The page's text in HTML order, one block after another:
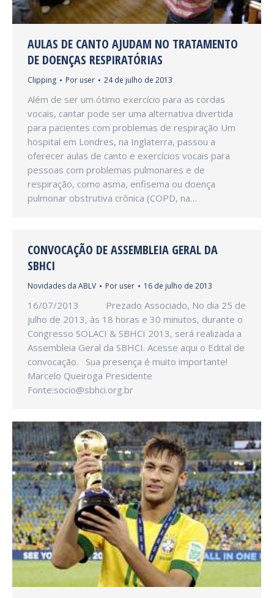
AULAS DE CANTO AJUDAM NO TRATAMENTO
DE DOENÇAS RESPIRATÓRIAS
Clipping Por user 24 de julho de 2013
Além de ser um ótimo exercício para as cordas
vocais, cantar pode ser uma alternativa divertida
para pacientes com problemas de respiração Um
hospital em Londres, na Inglaterra, passou a
oferecer aulas de canto e exercícios vocais para
pessoas com problemas pulmonares e de
respiração, como asma, enfisema ou doença
pulmonar obstrutiva crônica (COPD, na…
CONVOCAÇÃO DE ASSEMBLEIA GERAL DA
SBHCI
Novidades da ABLV Por user 16 de julho de 2013
16/07/2013 Prezado Associado, No dia 25 de
julho de 2013, às 18 horas e 30 minutos, durante o
Congresso SOLACI & SBHCI 2013, será realizada a
Assembleia Geral da SBHCI. Acesse aqui o Edital de
convocação. Sua presença é muito importante!
Marcelo Queiroga Presidente
Fonte:socio@sbhci.org.br